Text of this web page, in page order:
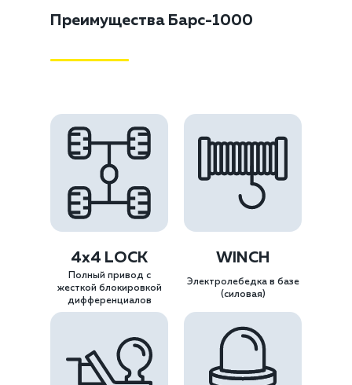
Обеспечивает оптимальный температурный
Преимущества Барс-1000
Полный привод с
жесткой блокировкой
дифференциалов
4х4 LOCK
Электролебедка в базе
(силовая)
WINCH